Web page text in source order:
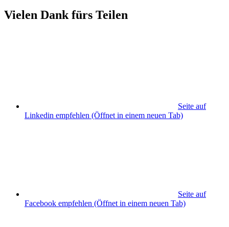
Vielen Dank fürs Teilen
Seite auf
Linkedin empfehlen (Öffnet in einem neuen Tab)
Seite auf
Facebook empfehlen (Öffnet in einem neuen Tab)